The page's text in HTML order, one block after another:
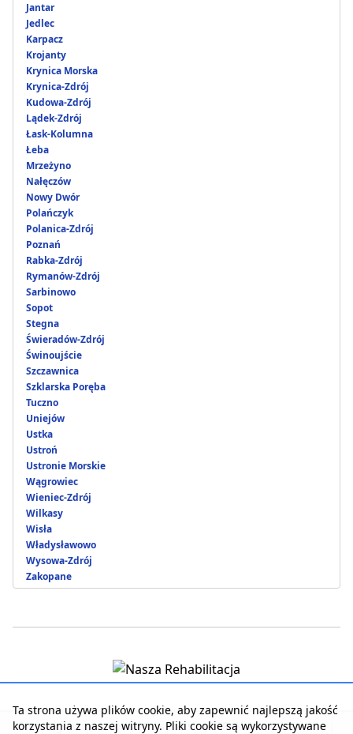
Jantar
Jedlec
Karpacz
Krojanty
Krynica Morska
Krynica-Zdrój
Kudowa-Zdrój
Lądek-Zdrój
Łask-Kolumna
Łeba
Mrzeżyno
Nałęczów
Nowy Dwór
Polańczyk
Polanica-Zdrój
Poznań
Rabka-Zdrój
Rymanów-Zdrój
Sarbinowo
Sopot
Stegna
Świeradów-Zdrój
Świnoujście
Szczawnica
Szklarska Poręba
Tuczno
Uniejów
Ustka
Ustroń
Ustronie Morskie
Wągrowiec
Wieniec-Zdrój
Wilkasy
Wisła
Władysławowo
Wysowa-Zdrój
Zakopane
Strona główna | Kontakt z serwisem | Reklama w serwisie
Ta strona używa plików cookie, aby zapewnić najlepszą jakość
korzystania z naszej witryny. Pliki cookie są wykorzystywane